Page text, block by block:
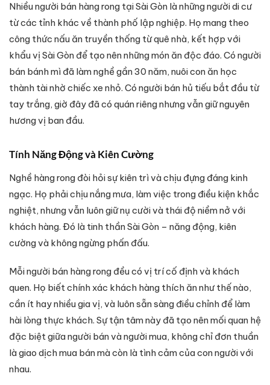
Nhiều người bán hàng rong tại Sài Gòn là những người di cư
từ các tỉnh khác về thành phố lập nghiệp. Họ mang theo
công thức nấu ăn truyền thống từ quê nhà, kết hợp với
khẩu vị Sài Gòn để tạo nên những món ăn độc đáo. Có người
bán bánh mì đã làm nghề gần 30 năm, nuôi con ăn học
thành tài nhờ chiếc xe nhỏ. Có người bán hủ tiếu bắt đầu từ
tay trắng, giờ đây đã có quán riêng nhưng vẫn giữ nguyên
hương vị ban đầu.
Tính Năng Động và Kiên Cường
Nghề hàng rong đòi hỏi sự kiên trì và chịu đựng đáng kinh
ngạc. Họ phải chịu nắng mưa, làm việc trong điều kiện khắc
nghiệt, nhưng vẫn luôn giữ nụ cười và thái độ niềm nở với
khách hàng. Đó là tinh thần Sài Gòn – năng động, kiên
cường và không ngừng phấn đấu.
Mỗi người bán hàng rong đều có vị trí cố định và khách
quen. Họ biết chính xác khách hàng thích ăn như thế nào,
cần ít hay nhiều gia vị, và luôn sẵn sàng điều chỉnh để làm
hài lòng thực khách. Sự tận tâm này đã tạo nên mối quan hệ
đặc biệt giữa người bán và người mua, không chỉ đơn thuần
là giao dịch mua bán mà còn là tình cảm của con người với
nhau.